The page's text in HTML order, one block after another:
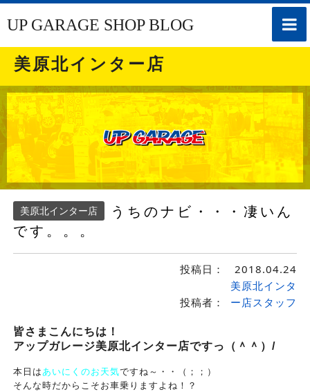
toggle
UP GARAGE SHOP BLOG
美原北インター店
美原北インター店
うちのナビ・・・凄いん
です。。。
投稿日： 2018.04.24
投稿者：
美原北インタ
ー店スタッフ
皆さまこんにちは！
アップガレージ美原北インター店ですっ（＾＾）/
本日はあいにくのお天気ですね～・・（；；）
そんな時だからこそお車乗りますよね！？